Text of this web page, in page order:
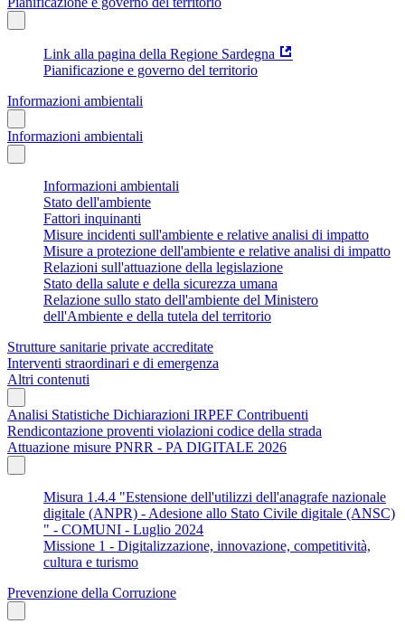
Link alla pagina della Regione Sardegna
Pianificazione e governo del territorio
Informazioni ambientali
Informazioni ambientali
Informazioni ambientali
Stato dell'ambiente
Fattori inquinanti
Misure incidenti sull'ambiente e relative analisi di impatto
Misure a protezione dell'ambiente e relative analisi di impatto
Relazioni sull'attuazione della legislazione
Stato della salute e della sicurezza umana
Relazione sullo stato dell'ambiente del Ministero
dell'Ambiente e della tutela del territorio
Strutture sanitarie private accreditate
Interventi straordinari e di emergenza
Altri contenuti
Analisi Statistiche Dichiarazioni IRPEF Contribuenti
Rendicontazione proventi violazioni codice della strada
Attuazione misure PNRR - PA DIGITALE 2026
Misura 1.4.4 "Estensione dell'utilizzi dell'anagrafe nazionale
digitale (ANPR) - Adesione allo Stato Civile digitale (ANSC)
" - COMUNI - Luglio 2024
Missione 1 - Digitalizzazione, innovazione, competitività,
cultura e turismo
Prevenzione della Corruzione